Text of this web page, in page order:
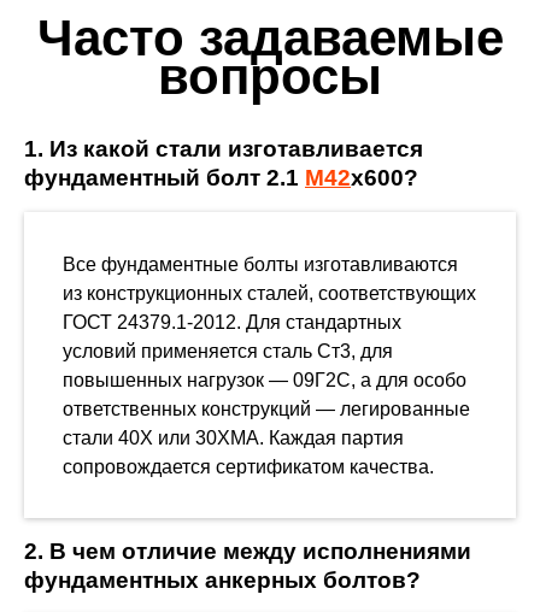
Часто задаваемые
вопросы
1. Из какой стали изготавливается
фундаментный болт 2.1 М42х600?
Все фундаментные болты изготавливаются
из конструкционных сталей, соответствующих
ГОСТ 24379.1-2012. Для стандартных
условий применяется сталь Ст3, для
повышенных нагрузок — 09Г2С, а для особо
ответственных конструкций — легированные
стали 40Х или 30ХМА. Каждая партия
сопровождается сертификатом качества.
2. В чем отличие между исполнениями
фундаментных анкерных болтов?